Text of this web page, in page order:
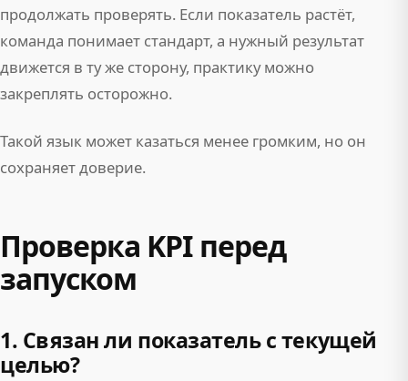
продолжать проверять. Если показатель растёт,
команда понимает стандарт, а нужный результат
движется в ту же сторону, практику можно
закреплять осторожно.
Такой язык может казаться менее громким, но он
сохраняет доверие.
Проверка KPI перед
запуском
1. Связан ли показатель с текущей
целью?